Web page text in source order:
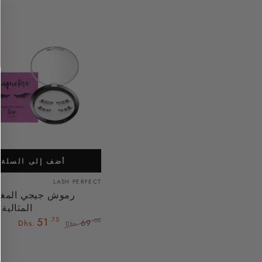
المغناطيسية
المثالية
(درامية)
بائع:
LASH PERFECT
رموش جيجي
Dhs. 69.00
Dhs. 51 .75
أضف إلى السلة